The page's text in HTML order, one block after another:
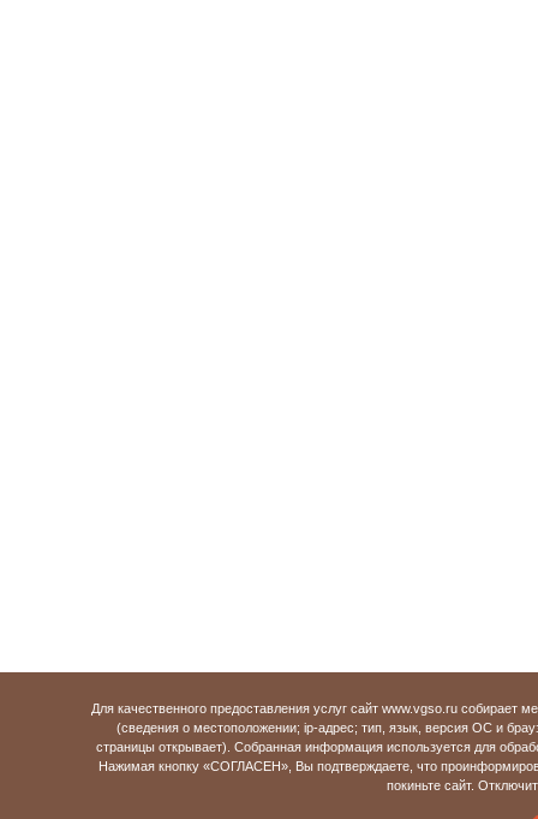
Для качественного предоставления услуг сайт www.vgso.ru
(сведения о местоположении; ip-адрес; тип, язык, версия ОС и
страницы открывает). Собранная информация используется для
Нажимая кнопку «СОГЛАСЕН», Вы подтверждаете, что
покиньте сайт.